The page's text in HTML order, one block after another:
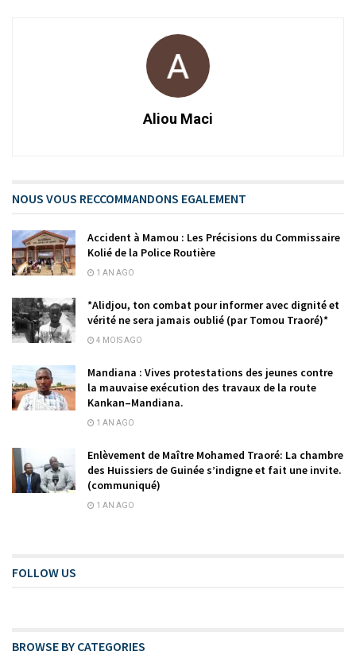
Aliou Maci
NOUS VOUS RECCOMMANDONS EGALEMENT
Accident à Mamou : Les Précisions du Commissaire
Kolié de la Police Routière
1 AN AGO
*Alidjou, ton combat pour informer avec dignité et
vérité ne sera jamais oublié (par Tomou Traoré)*
4 MOIS AGO
Mandiana : Vives protestations des jeunes contre
la mauvaise exécution des travaux de la route
Kankan–Mandiana.
1 AN AGO
Enlèvement de Maître Mohamed Traoré: La chambre
des Huissiers de Guinée s’indigne et fait une invite.
(communiqué)
1 AN AGO
FOLLOW US
BROWSE BY CATEGORIES